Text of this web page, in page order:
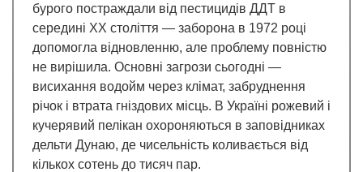
бурого постраждали від пестицидів ДДТ в
середині XX століття — заборона в 1972 році
допомогла відновленню, але проблему повністю
не вирішила. Основні загрози сьогодні —
висихання водойм через клімат, забруднення
річок і втрата гніздових місць. В Україні рожевий і
кучерявий пелікан охороняються в заповідниках
дельти Дунаю, де чисельність коливається від
кількох сотень до тисяч пар.